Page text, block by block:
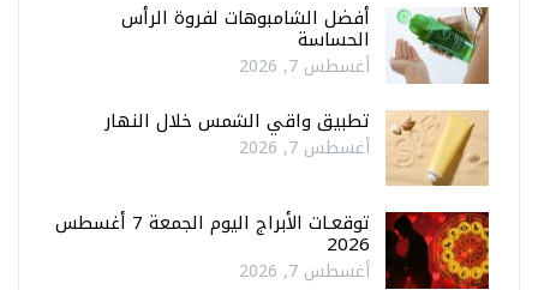
أفضل الشامبوهات لفروة الرأس
الحساسة
أغسطس 7, 2026
تطبيق واقي الشمس خلال النهار
أغسطس 7, 2026
توقعـات الأبراج اليوم الجمعة 7 أغسطس
2026
أغسطس 7, 2026